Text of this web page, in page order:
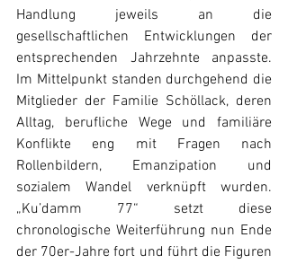
Handlung jeweils an die
gesellschaftlichen Entwicklungen der
entsprechenden Jahrzehnte anpasste.
Im Mittelpunkt standen durchgehend die
Mitglieder der Familie Schöllack, deren
Alltag, berufliche Wege und familiäre
Konflikte eng mit Fragen nach
Rollenbildern, Emanzipation und
sozialem Wandel verknüpft wurden.
„Ku’damm 77“ setzt diese
chronologische Weiterführung nun Ende
der 70er-Jahre fort und führt die Figuren